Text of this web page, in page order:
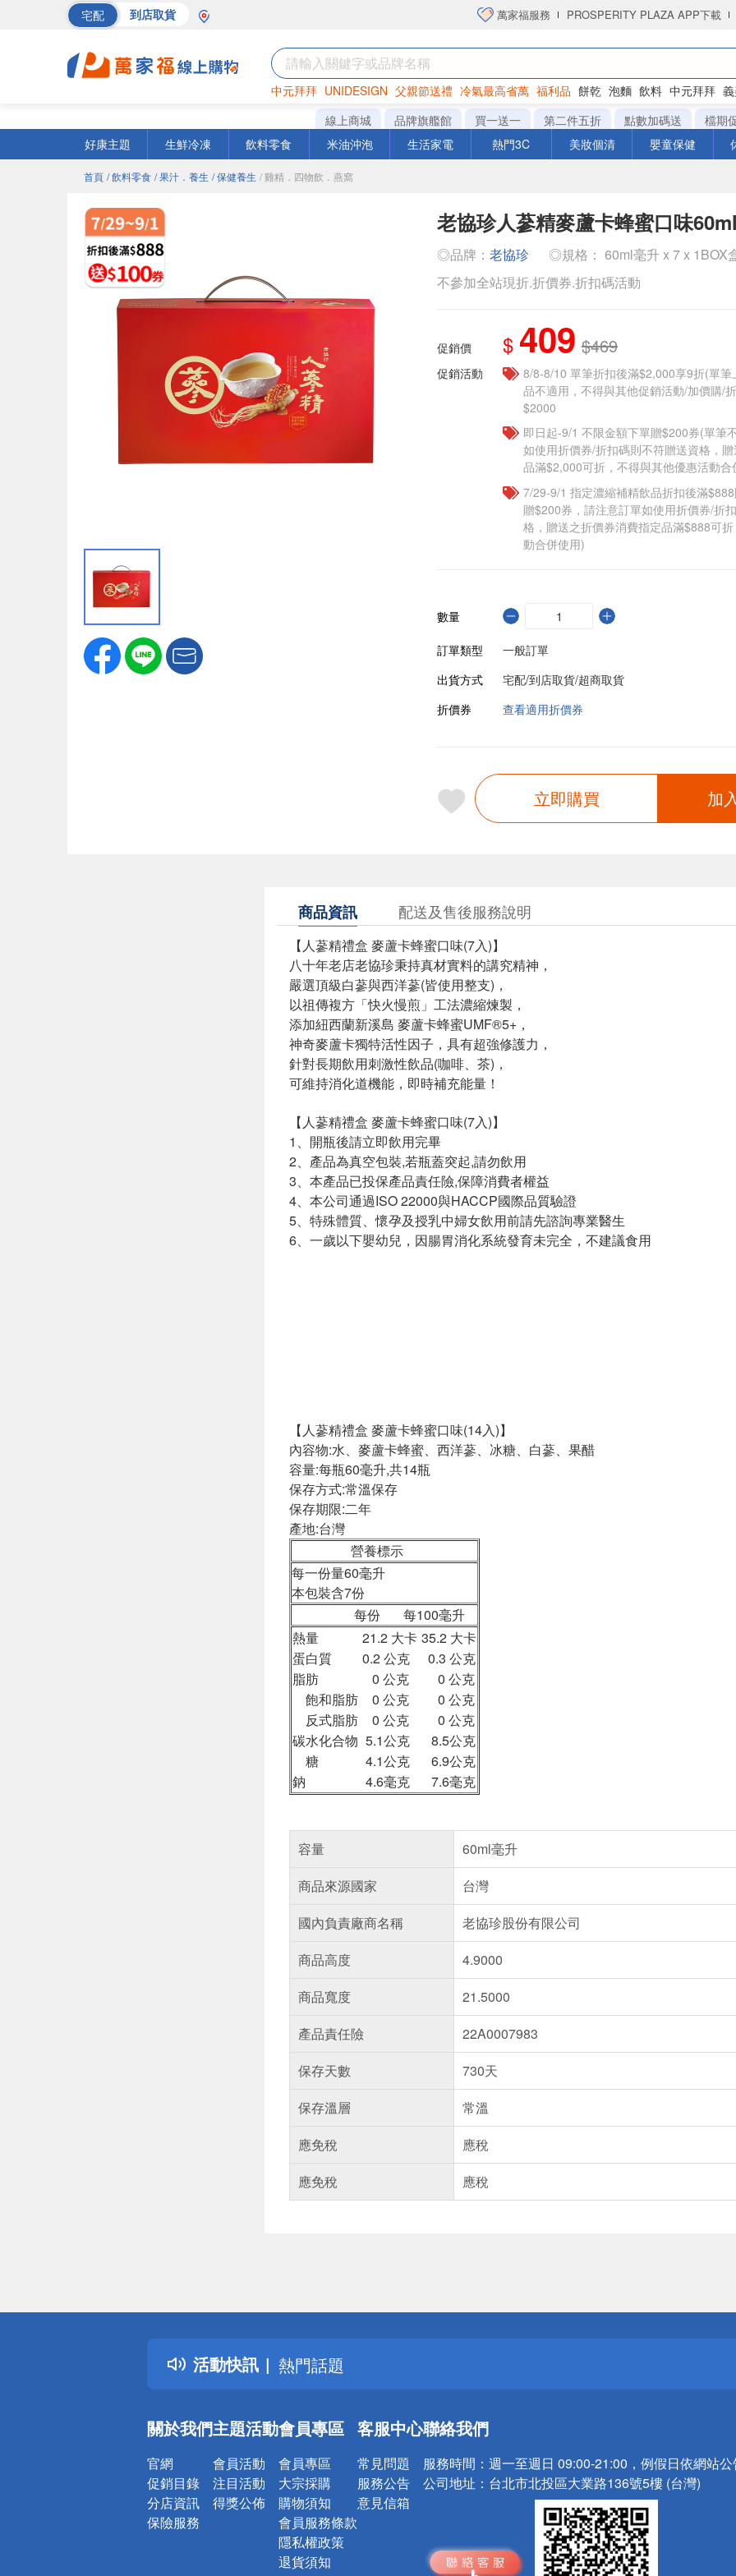
宅配 到店取貨 萬家福服務 PROSPERITY PLAZA APP下載
中元拜拜 UNIDESIGN 父親節送禮 冷氣最高省萬 福利品 餅乾 泡麵 飲料 中元拜拜
罐頭 海苔 洋芋片
線上商城 品牌旗艦館 買一送一 第二件五折 點數加碼送
檔期
好康主題
生鮮冷凍 飲料零食 米油沖泡 生活家電 熱門3C 美妝個清 嬰童保健
首頁 / 飲料零食 / 果汁．養生 / 保健養生 / 雞精．四物飲．燕窩
老協珍人蔘精麥蘆卡蜂蜜口味
◎品牌： 老協珍
◎規格： 60ml毫升 x 7 x 1BOX
不參加全站現折.折價券.折扣碼活動
促銷價 $ 409 $469
促銷活動
8/8-8/10 單筆折扣後滿$2,000享9折(單
品不適用，不得與其他促銷活動/加價購/
$2000
即日起-9/1 不限金額下單贈$200券(單筆
如使用折價券/折扣碼則不符贈送資格，
品滿$2,000可折，不得與其他優惠活動合
7/29-9/1 指定濃縮補精飲品​折扣後滿
贈$200券，請注意訂單如使用折價券/折
格，贈送之折價券消費指定品滿$888可
動合併使用)
數量
訂單類型
一般訂單
出貨方式
宅配/到店取貨/超商取貨
折價券
查看適用折價券
立即購買 加
商品資訊 配送及售後服務說明
【人蔘精禮盒 麥蘆卡蜂蜜口味(7入)】
八十年老店老協珍秉持真材實料的講究精神，
嚴選頂級白蔘與西洋蔘(皆使用整支)，
以祖傳複方「快火慢煎」工法濃縮煉製，
添加紐西蘭新溪島 麥蘆卡蜂蜜UMF®5+，
神奇麥蘆卡獨特活性因子，具有超強修護力，
針對長期飲用刺激性飲品(咖啡、茶)，
可維持消化道機能，即時補充能量！
【人蔘精禮盒 麥蘆卡蜂蜜口味(7入)】
1、開瓶後請立即飲用完畢
2、產品為真空包裝,若瓶蓋突起,請勿飲用
3、本產品已投保產品責任險,保障消費者權益
4、本公司通過ISO 22000與HACCP國際品質驗證
5、特殊體質、懷孕及授乳中婦女飲用前請先諮詢專業醫生
6、一歲以下嬰幼兒，因腸胃消化系統發育未完全，不建議食用
【人蔘精禮盒 麥蘆卡蜂蜜口味(14入)】
內容物:水、麥蘆卡蜂蜜、西洋蔘、冰糖、白蔘、果醋
容量:每瓶60毫升,共14瓶
保存方式:常溫保存
保存期限:二年
產地:台灣
營養標示
每一份量60毫升
本包裝含7份
每份 每100毫升
熱量
21.2 大卡 35.2 大卡
蛋白質
0.2 公克
0.3 公克
脂肪
0 公克
0 公克
飽和脂肪 0 公克
0 公克
反式脂肪 0 公克
0 公克
碳水化合物 5.1公克
8.5公克
糖
4.1公克
6.9公克
鈉
4.6毫克 7.6毫克
容量
60ml毫升
商品來源國家
台灣
國內負責廠商名稱
老協珍股份有限公司
商品高度
4.9000
商品寬度
21.5000
產品責任險
22A0007983
保存天數
730天
保存溫層
常溫
應免稅
應稅
應免稅
應稅
活動快訊
詐騙網頁！請小心！
得獎公告
熱門話題
銀行優惠
詐騙網頁！請小心！
關於我們
官網
促銷目錄
分店資訊
保險服務
主題活動
會員活動
注目活動
得獎公佈
會員專區
會員專區
大宗採購
購物須知
會員服務條款
隱私權政策
退貨須知
客服中心
常見問題
服務公告
意見信箱
聯絡我們
服務時間： 週一至週日 09:00-21:00，例假日依網站
公司地址： 台北市北投區大業路136號5樓 (台灣)